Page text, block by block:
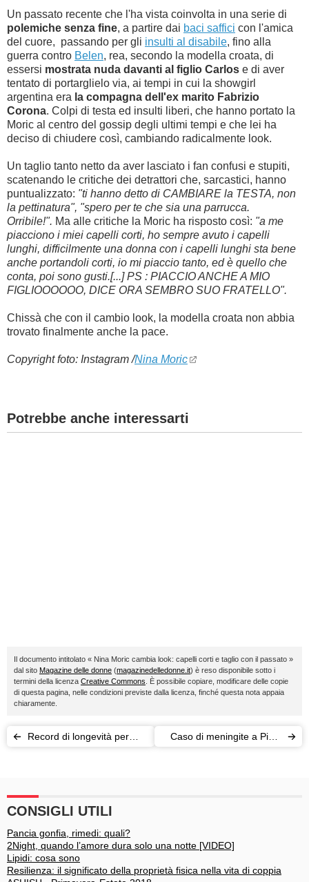
Un passato recente che l'ha vista coinvolta in una serie di
polemiche senza fine, a partire dai baci saffici con l'amica
del cuore, passando per gli insulti al disabile, fino alla
guerra contro Belen, rea, secondo la modella croata, di
essersi mostrata nuda davanti al figlio Carlos e di aver
tentato di portarglielo via, ai tempi in cui la showgirl
argentina era la compagna dell'ex marito Fabrizio
Corona. Colpi di testa ed insulti liberi, che hanno portato la
Moric al centro del gossip degli ultimi tempi e che lei ha
deciso di chiudere così, cambiando radicalmente look.
Un taglio tanto netto da aver lasciato i fan confusi e stupiti,
scatenando le critiche dei detrattori che, sarcastici, hanno
puntualizzato: "ti hanno detto di CAMBIARE la TESTA, non
la pettinatura", "spero per te che sia una parrucca.
Orribile!". Ma alle critiche la Moric ha risposto così: "a me
piacciono i miei capelli corti, ho sempre avuto i capelli
lunghi, difficilmente una donna con i capelli lunghi sta bene
anche portandoli corti, io mi piaccio tanto, ed è quello che
conta, poi sono gusti.[...] PS : PIACCIO ANCHE A MIO
FIGLIOOOOOO, DICE ORA SEMBRO SUO FRATELLO".
Chissà che con il cambio look, la modella croata non abbia
trovato finalmente anche la pace.
Copyright foto: Instagram /Nina Moric
Potrebbe anche interessarti
Il documento intitolato « Nina Moric cambia look: capelli corti e taglio con il passato »
dal sito Magazine delle donne (magazinedelledonne.it) è reso disponibile sotto i
termini della licenza Creative Commons . È possibile copiare, modificare delle copie
di questa pagina, nelle condizioni previste dalla licenza, finché questa nota appaia
chiaramente.
Record di longevità per
Caso di meningite a Pisa:
CONSIGLI UTILI
Pancia gonfia, rimedi: quali?
2Night, quando l’amore dura solo una notte [VIDEO]
Lipidi: cosa sono
Resilienza: il significato della proprietà fisica nella vita di coppia